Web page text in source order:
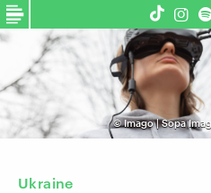
©Imago | Sopa
Ukraine